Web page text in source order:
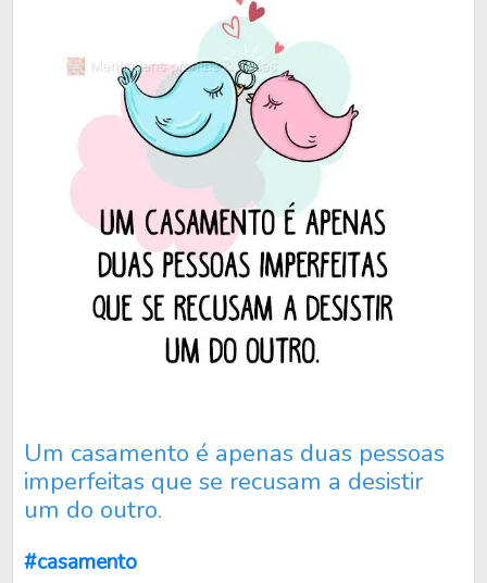
Um casamento é apenas duas pessoas
imperfeitas que se recusam a desistir
um do outro.
#casamento